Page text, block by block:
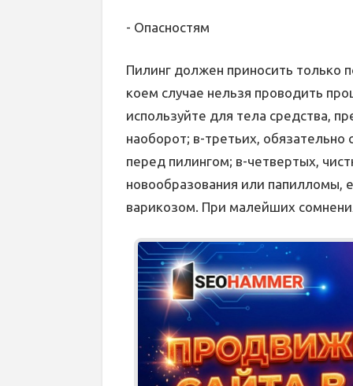
- Опасностям
Пилинг должен приносить только
коем случае нельзя проводить
используйте для тела средства,
наоборот; в-третьих,
перед пилингом; в-четвертых,
новообразования или папилломы,
варикозом. При малейших